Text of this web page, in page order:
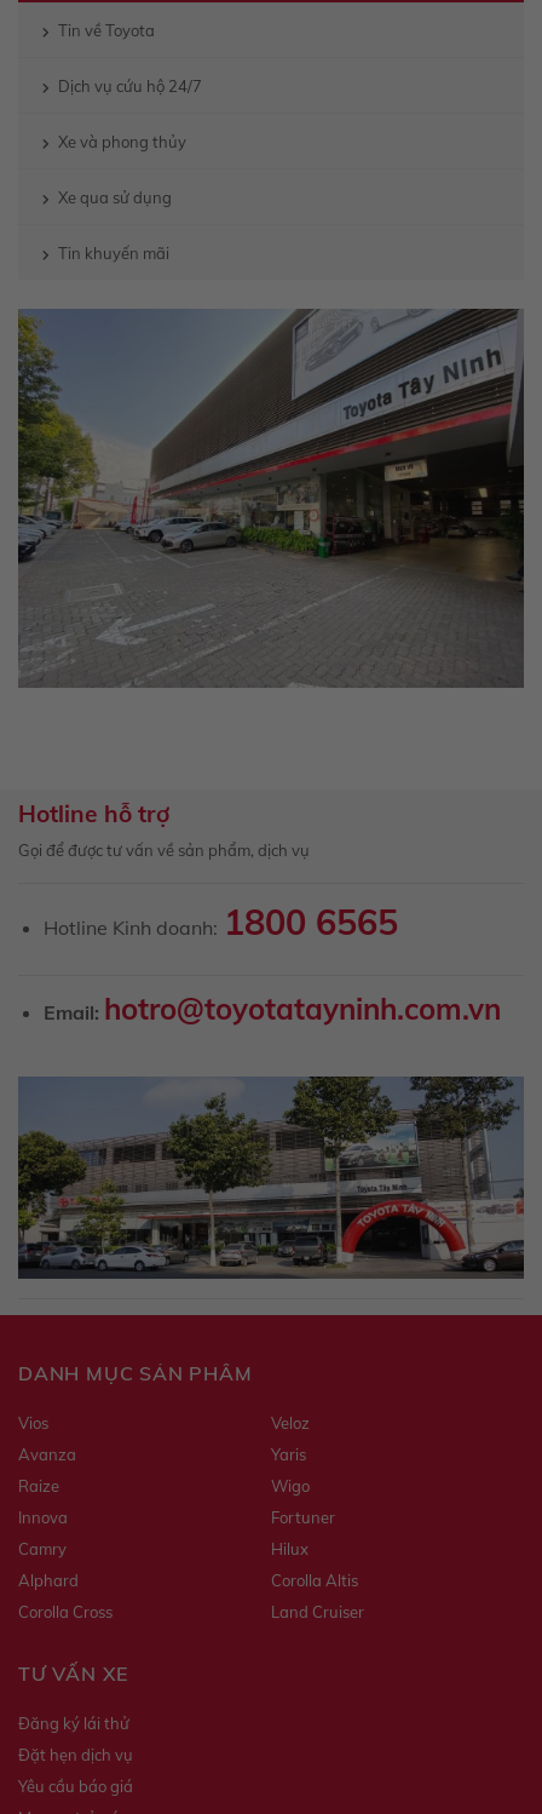
Tin về Toyota
Dịch vụ cứu hộ 24/7
Xe và phong thủy
Xe qua sử dụng
Tin khuyến mãi
Hotline hỗ trợ
Gọi để được tư vấn về sản phẩm, dịch vụ
Hotline Kinh doanh: 1800 6565
Email: hotro@toyotatayninh.com.vn
DANH MỤC SẢN PHẨM
Vios
Veloz
Avanza
Yaris
Raize
Wigo
Innova
Fortuner
Camry
Hilux
Alphard
Corolla Altis
Corolla Cross
Land Cruiser
TƯ VẤN XE
Đăng ký lái thử
Đặt hẹn dịch vụ
Yêu cầu báo giá